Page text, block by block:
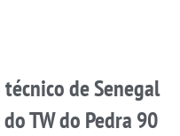
de Senegal
TW do Pedra 90